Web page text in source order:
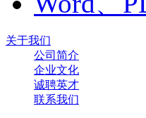
关于我们
公司简介
企业文化
诚聘英才
联系我们